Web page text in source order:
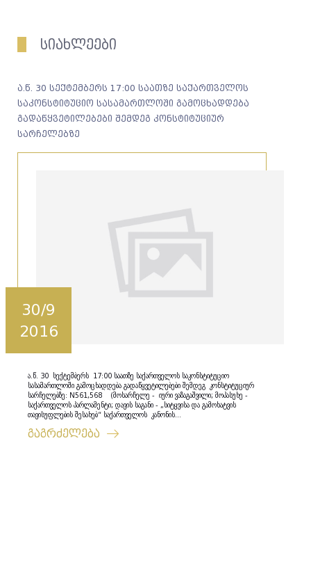
სიახლეები
ა.წ. 30 სექტემბერს 17:00 საათზე საქართველოს
საკონსტიტუციო სასამართლოში გამოცხადდება
გადაწყვეტილებები შემდეგ კონსტიტუციურ
სარჩელებზე
30/9
2016
ა.წ. 30 სექტემბერს 17:00 საათზე საქართველოს საკონსტიტუციო
სასამართლოში გამოცხადდება გადაწყვეტილებები შემდეგ კონსტიტუციურ
სარჩელებზე: N561,568 (მოსარჩელე - იური ვაზაგაშვილი; მოპასუხე -
საქართველოს პარლამენტი; დავის საგანი - „სიტყვისა და გამოხატვის
თავისუფლების შესახებ“ საქართველოს კანონის...
გაგრძელება